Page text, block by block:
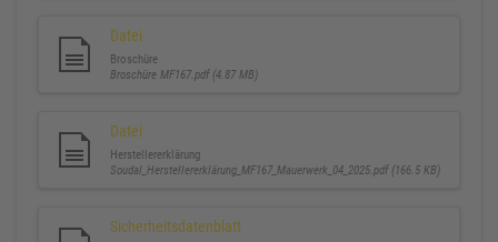
Datei
Broschüre
Broschüre MF167.pdf (4.87 MB)
Datei
Herstellererklärung
Soudal_Herstellererklärung_MF167_Mauerwerk_04_2025.pdf (166.5 KB)
Sicherheitsdatenblatt